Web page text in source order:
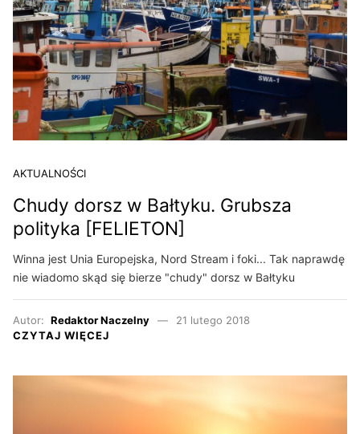
AKTUALNOŚCI
Chudy dorsz w Bałtyku. Grubsza
polityka [FELIETON]
Winna jest Unia Europejska, Nord Stream i foki... Tak naprawdę
nie wiadomo skąd się bierze "chudy" dorsz w Bałtyku
Autor: Redaktor Naczelny
21 lutego 2018
CZYTAJ WIĘCEJ